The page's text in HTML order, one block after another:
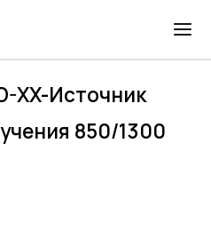
XX-Источник
850/1300